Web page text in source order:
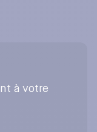
à votre